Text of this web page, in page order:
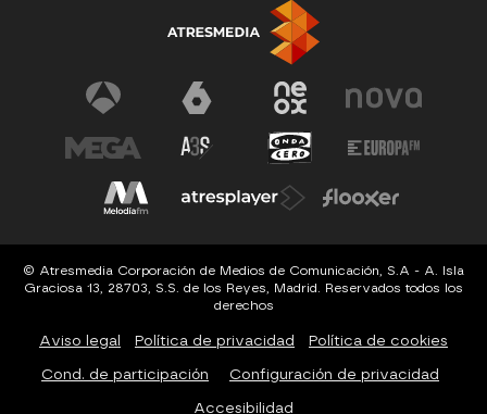
© Atresmedia Corporación de Medios de Comunicación, S.A - A. Isla
Graciosa 13, 28703, S.S. de los Reyes, Madrid. Reservados todos los
derechos
Aviso legal Política de privacidad Política de cookies
Cond. de participación Configuración de privacidad
Accesibilidad